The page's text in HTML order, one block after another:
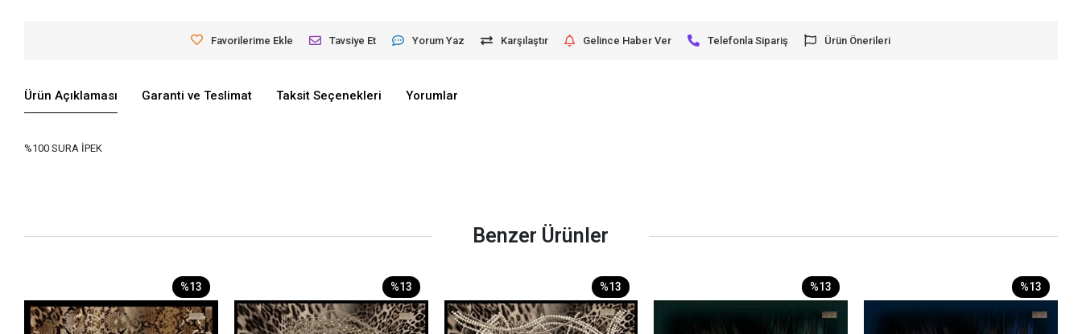
Favorilerime Ekle Tavsiye Et Yorum Yaz Karşılaştır Gelince Haber Ver Telefonla Sipariş Ürün Önerileri
Ürün Açıklaması Garanti ve Teslimat Taksit Seçenekleri Yorumlar
%100 SURA İPEK
Benzer Ürünler
%13 %13 %13 %13 %13